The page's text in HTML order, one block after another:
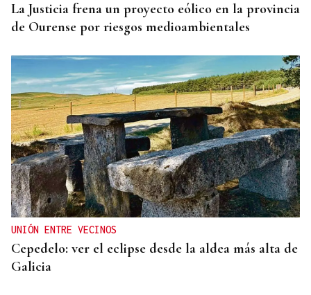
La Justicia frena un proyecto eólico en la provincia
de Ourense por riesgos medioambientales
UNIÓN ENTRE VECINOS
Cepedelo: ver el eclipse desde la aldea más alta de
Galicia